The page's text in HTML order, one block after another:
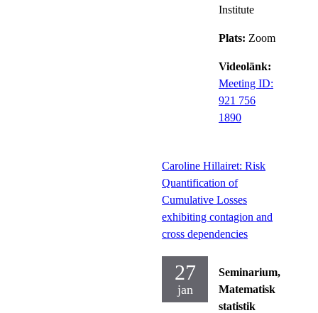
Institute
Plats: Zoom
Videolänk:
Meeting ID:
921 756
1890
Caroline Hillairet: Risk
Quantification of
Cumulative Losses
exhibiting contagion and
cross dependencies
27
jan
Seminarium,
Matematisk
statistik